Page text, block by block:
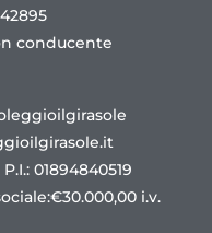
conducente
01894840519
i.v.